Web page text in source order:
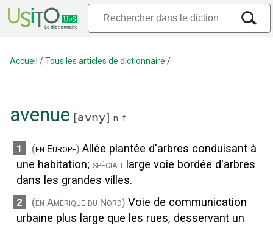
Accueil /Tous les articles de dictionnaire /
avenue [avny] n. f.
1 (en Europe) Allée plantée d'arbres conduisant à
une habitation; spécialt large voie bordée d'arbres
dans les grandes villes.
2 (en Amérique du Nord) Voie de communication
urbaine plus large que les rues, desservant un